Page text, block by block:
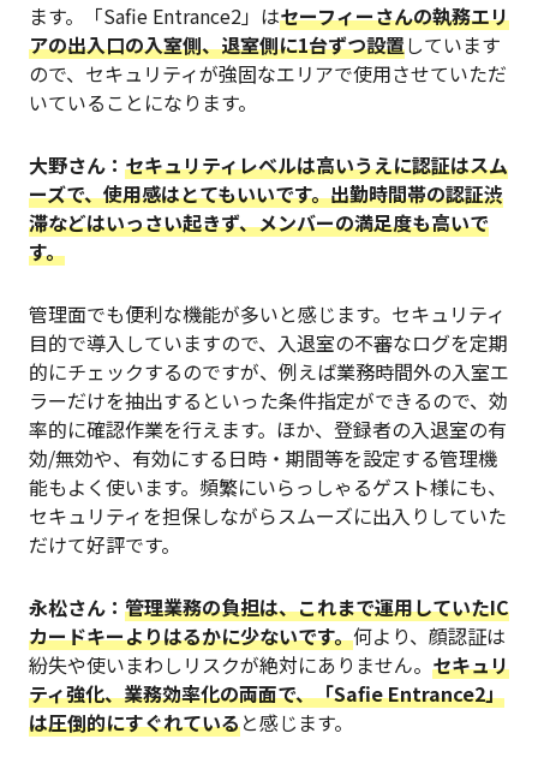
ます。「Safie Entrance2」はセーフィーさんの執務エリ
アの出入口の入室側、退室側に1台ずつ設置しています
ので、セキュリティが強固なエリアで使用させていただ
いていることになります。
大野さん： セキュリティレベルは高いうえに認証はスム
ーズで、使用感はとてもいいです。出勤時間帯の認証渋
滞などはいっさい起きず、メンバーの満足度も高いで
す。
管理面でも便利な機能が多いと感じます。セキュリティ
目的で導入していますので、入退室の不審なログを定期
的にチェックするのですが、例えば業務時間外の入室エ
ラーだけを抽出するといった条件指定ができるので、効
率的に確認作業を行えます。ほか、登録者の入退室の有
効/無効や、有効にする日時・期間等を設定する管理機
能もよく使います。頻繁にいらっしゃるゲスト様にも、
セキュリティを担保しながらスムーズに出入りしていた
だけて好評です。
永松さん： 管理業務の負担は、これまで運用していたIC
カードキーよりはるかに少ないです。何より、顔認証は
紛失や使いまわしリスクが絶対にありません。 セキュリ
ティ強化、業務効率化の両面で、「Safie Entrance2」
は圧倒的にすぐれていると感じます。